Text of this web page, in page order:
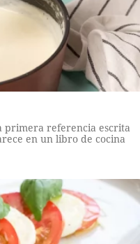
primera referencia escrita
en un libro de cocina